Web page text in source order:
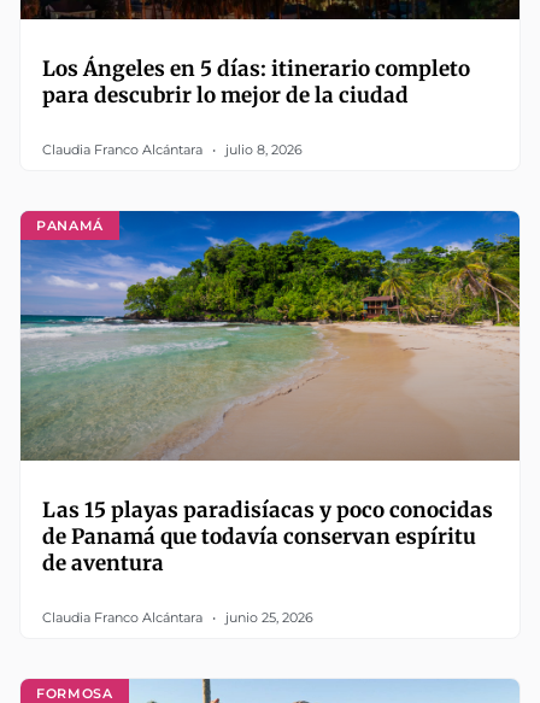
Los Ángeles en 5 días: itinerario completo
para descubrir lo mejor de la ciudad
Claudia Franco Alcántara julio 8, 2026
PANAMÁ
Las 15 playas paradisíacas y poco conocidas
de Panamá que todavía conservan espíritu
de aventura
Claudia Franco Alcántara junio 25, 2026
FORMOSA